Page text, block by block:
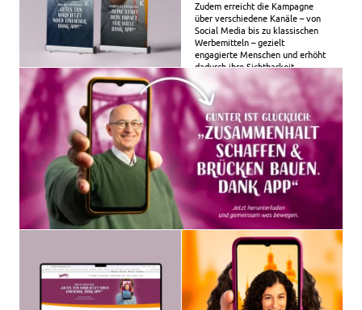
Zudem erreicht die Kampagne
über verschiedene Kanäle – von
Social Media bis zu klassischen
Werbemitteln – gezielt
engagierte Menschen und erhöht
dadurch ihre Sichtbarkeit.